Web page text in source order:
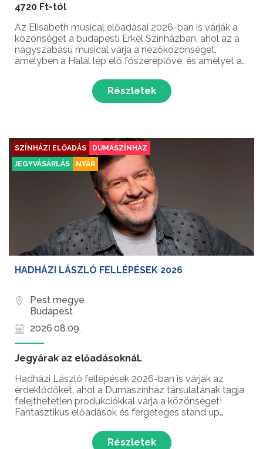
4720 Ft-tól
Az Elisabeth musical előadásai 2026-ban is várják a
közönséget a budapesti Erkel Színházban, ahol az a
nagyszabású musical várja a nézőközönséget,
amelyben a Halál lép elő főszereplővé, és amelyet az
számon 1992 óta!...
Részletek
SZÍNHÁZI ELŐADÁS
DUMASZÍNHÁZ
JEGYVÁSÁRLÁS
NYÁR
HADHÁZI LÁSZLÓ FELLÉPÉSEK 2026
Pest megye
Budapest
2026.08.09.
Jegyárak az előadásoknál.
Hadházi László fellépések 2026-ban is várják az
érdeklődőket, ahol a Dumaszínház társulatának tagja
felejthetetlen produkciókkal várja a közönséget!
Fantasztikus előadások és fergeteges stand up
magyar humorista fellépésein!...
Részletek